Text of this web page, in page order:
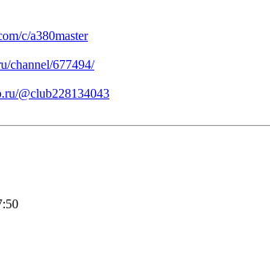
c/a380master
channel/677494/
@club228134043